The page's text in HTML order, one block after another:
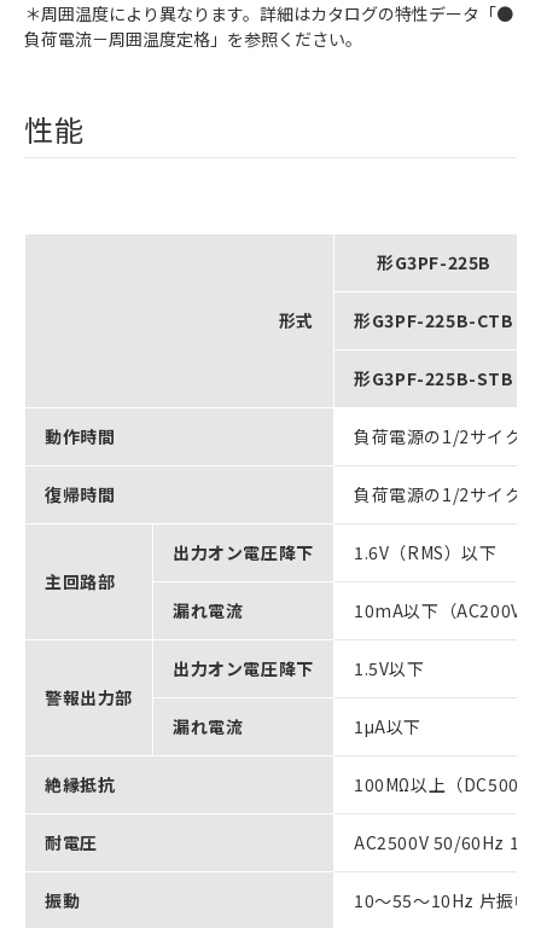
＊周囲温度により異なります。詳細はカタログの特性データ「●
負荷電流－周囲温度定格」を参照ください。
性能
形式
形G3PF-225B
形G3PF-225B-CTB
形G3PF-225B-STB
動作時間 負荷電源の1/2サイク
復帰時間 負荷電源の1/2サイク
主回路部
出力オン電圧降下 1.6V（RMS）以下
漏れ電流 10mA以下（AC200V
警報出力部
出力オン電圧降下 1.5V以下
漏れ電流 1μA以下
絶縁抵抗 100MΩ以上（DC500V
耐電圧 AC2500V 50/60Hz
振動 10～55～10Hz 片振